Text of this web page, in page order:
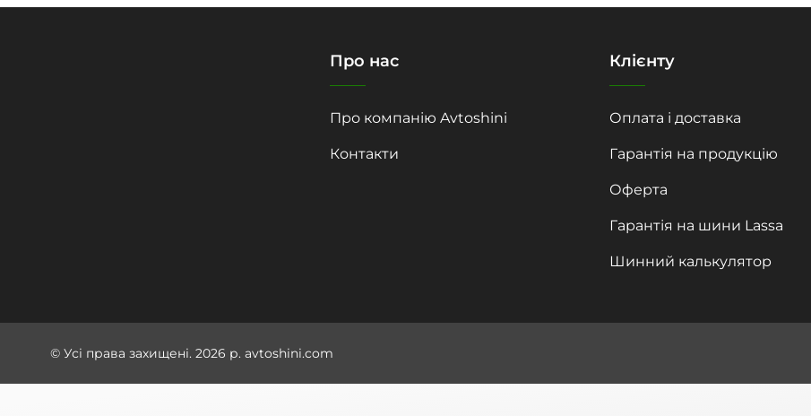
Про нас
Про компанію Avtoshini
Контакти
Клієнту
Оплата і доставка
Гарантія на продукцію
Оферта
Гарантія на шини Lassa
Шинний калькулятор
© Усі права захищені. 2026 р. avtoshini.com